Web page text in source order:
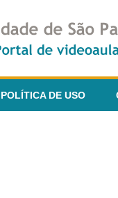
POLÍTICA DE USO